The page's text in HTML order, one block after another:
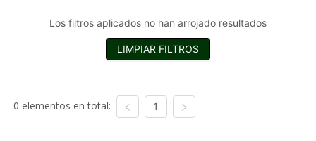
Los filtros aplicados no han arrojado resultados
LIMPIAR FILTROS
0 elementos en total: 1